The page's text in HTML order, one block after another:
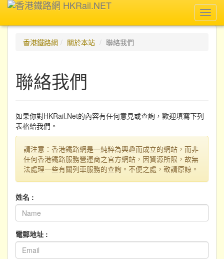
香港鐵路網
關於本站 聯絡我們
聯絡我們
如果你對HKRail.Net的內容有任何意見或查詢，歡迎填寫下列
表格給我們。
請注意：香港鐵路網是一純粹為興趣而成立的網站，而非
任何香港鐵路服務營運商之官方網站，因資源所限，故無
法處理一些有關列車服務的查詢。不便之處，敬請原諒。
姓名 :
電郵地址 :